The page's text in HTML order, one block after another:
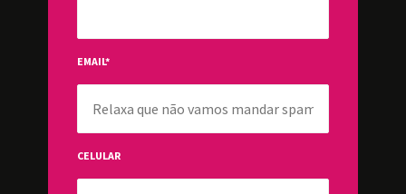
EMAIL*
CELULAR